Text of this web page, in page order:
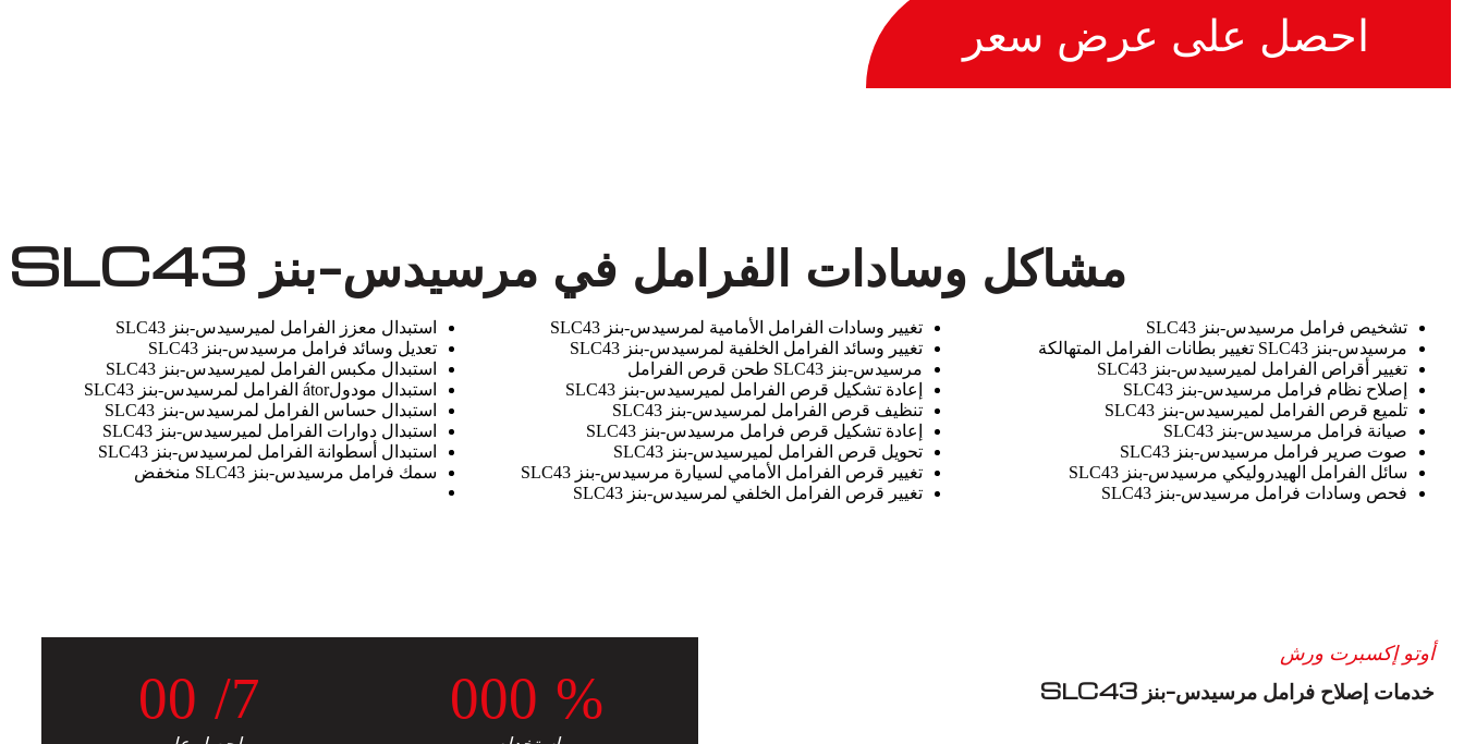
احصل على عرض سعر
مشاكل وسادات الفرامل في مرسيدس-بنز SLC43
تشخيص فرامل مرسيدس-بنز SLC43
مرسيدس-بنز SLC43 تغيير بطانات الفرامل المتهالكة
تغيير أقراص الفرامل لميرسيدس-بنز SLC43
إصلاح نظام فرامل مرسيدس-بنز SLC43
تلميع قرص الفرامل لميرسيدس-بنز SLC43
صيانة فرامل مرسيدس-بنز SLC43
صوت صرير فرامل مرسيدس-بنز SLC43
سائل الفرامل الهيدروليكي مرسيدس-بنز SLC43
فحص وسادات فرامل مرسيدس-بنز SLC43
تغيير وسادات الفرامل الأمامية لمرسيدس-بنز SLC43
تغيير وسائد الفرامل الخلفية لمرسيدس-بنز SLC43
مرسيدس-بنز SLC43 طحن قرص الفرامل
إعادة تشكيل قرص الفرامل لميرسيدس-بنز SLC43
تنظيف قرص الفرامل لمرسيدس-بنز SLC43
إعادة تشكيل قرص فرامل مرسيدس-بنز SLC43
تحويل قرص الفرامل لميرسيدس-بنز SLC43
تغيير قرص الفرامل الأمامي لسيارة مرسيدس-بنز SLC43
تغيير قرص الفرامل الخلفي لمرسيدس-بنز SLC43
استبدال معزز الفرامل لميرسيدس-بنز SLC43
تعديل وسائد فرامل مرسيدس-بنز SLC43
استبدال مكبس الفرامل لميرسيدس-بنز SLC43
استبدال مودولátor الفرامل لمرسيدس-بنز SLC43
استبدال حساس الفرامل لمرسيدس-بنز SLC43
استبدال دوارات الفرامل لميرسيدس-بنز SLC43
استبدال أسطوانة الفرامل لمرسيدس-بنز SLC43
سمك فرامل مرسيدس-بنز SLC43 منخفض
أوتو إكسبرت ورش
خدمات إصلاح فرامل مرسيدس-بنز SLC43 000 %
00 /7